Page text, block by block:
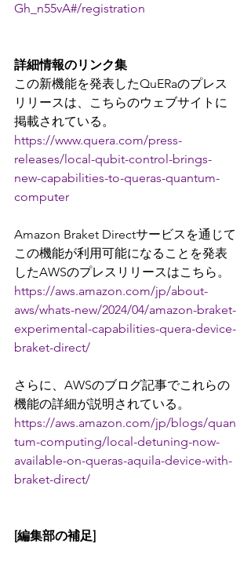
Gh_n55vA#/registration
詳細情報のリンク集
この新機能を発表したQuERaのプレス
リリースは、こちらのウェブサイトに
掲載されている。
https://www.quera.com/press-
releases/local-qubit-control-brings-
new-capabilities-to-queras-quantum-
computer
Amazon Braket Directサービスを通じて
この機能が利用可能になることを発表
したAWSのプレスリリースはこちら。
https://aws.amazon.com/jp/about-
aws/whats-new/2024/04/amazon-braket-
experimental-capabilities-quera-device-
braket-direct/
さらに、AWSのブログ記事でこれらの
機能の詳細が説明されている。
https://aws.amazon.com/jp/blogs/quan
tum-computing/local-detuning-now-
available-on-queras-aquila-device-with-
braket-direct/
[編集部の補足]